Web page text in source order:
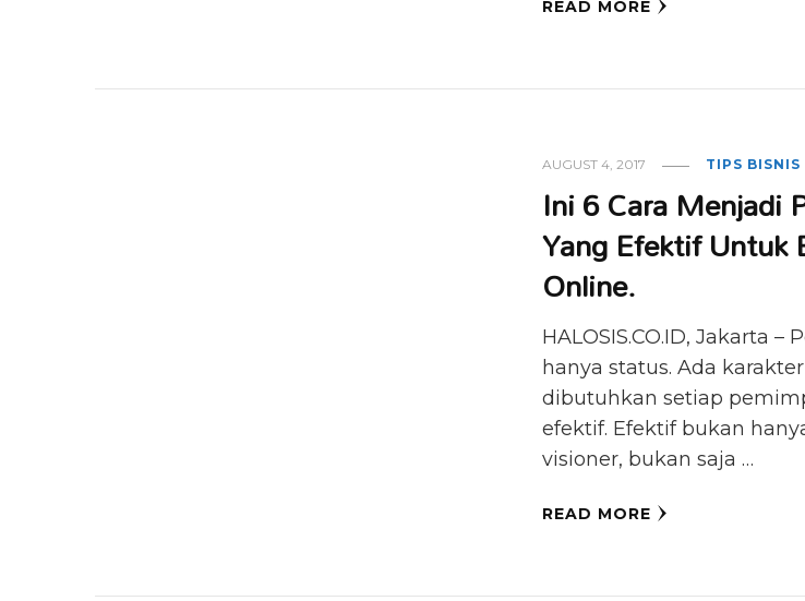
READ MORE
AUGUST 4, 2017 TIPS BISNIS
Ini 6 Cara Menjadi
Yang Efektif Untuk
Online.
HALOSIS.CO.ID, Jakarta
hanya status. Ada
dibutuhkan setiap
efektif. Efektif bukan
visioner, bukan saja …
READ MORE